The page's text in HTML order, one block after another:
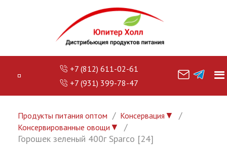
+7 (812) 611-02-61
+7 (931) 399-78-47
Продукты питания оптом Консервация ▼
Консервированные овощи ▼
Горошек зеленый 400г Sparco [24]